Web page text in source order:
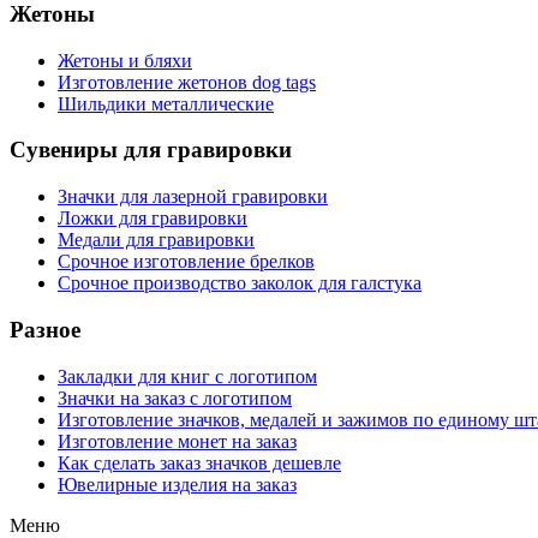
Жетоны
Жетоны и бляхи
Изготовление жетонов dog tags
Шильдики металлические
Сувениры для гравировки
Значки для лазерной гравировки
Ложки для гравировки
Медали для гравировки
Срочное изготовление брелков
Срочное производство заколок для галстука
Разное
Закладки для книг с логотипом
Значки на заказ с логотипом
Изготовление значков, медалей и зажимов по единому
Изготовление монет на заказ
Как сделать заказ значков дешевле
Ювелирные изделия на заказ
Меню